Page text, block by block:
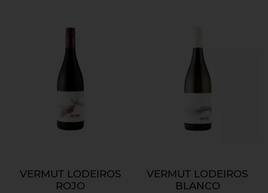
VERMUT LODEIROS
ROJO
VERMUT LODEIROS
BLANCO